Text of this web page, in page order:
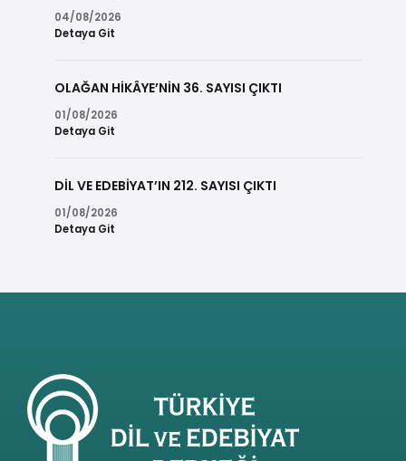
04/08/2026
Detaya Git
OLAĞAN HİKÂYE’NİN 36. SAYISI ÇIKTI
01/08/2026
Detaya Git
DİL VE EDEBİYAT’IN 212. SAYISI ÇIKTI
01/08/2026
Detaya Git